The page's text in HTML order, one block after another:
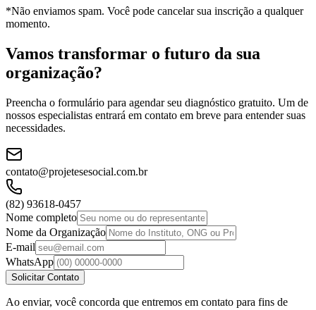
*Não enviamos spam. Você pode cancelar sua inscrição a qualquer
momento.
Vamos transformar o futuro da sua
organização?
Preencha o formulário para agendar seu diagnóstico gratuito. Um de
nossos especialistas entrará em contato em breve para entender suas
necessidades.
contato@projetesesocial.com.br
(82) 93618-0457
Nome completo
Nome da Organização
E-mail
WhatsApp
Solicitar Contato
Ao enviar, você concorda que entremos em contato para fins de